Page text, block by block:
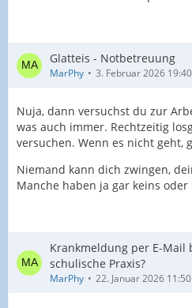
Glatteis - Notbetreuung
MarPhy 3. Februar 2026 19:40
Nuja, dann versuchst du zur
was auch immer. Rechtzeitig
versuchen. Wenn es nicht geht,
Niemand kann dich zwingen,
Manche haben ja gar keins
Krankmeldung per E-Mail
schulische Praxis?
MarPhy 22. Januar 2026 11:50